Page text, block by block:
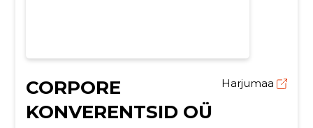
CORPORE
KONVERENTSID OÜ
Harjumaa